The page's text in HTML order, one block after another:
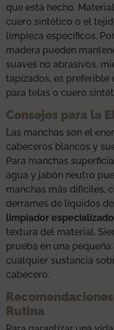
que está hecho.
cuero sintético o el
limpieza específicos.
madera pueden
suaves no abrasivos,
tapizados, es preferible
para telas o cuero
Consejos para la
Las manchas son el
cabeceros blancos y
Para manchas
agua y jabón neutro
manchas más difíciles,
derrames de líquidos
limpiador especializado
textura del material.
prueba en una
cualquier sustancia
cabecero.
Rutina